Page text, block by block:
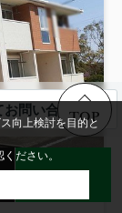
お問い合わせ
LINE
TOP
向上検討を目的と
ださい。